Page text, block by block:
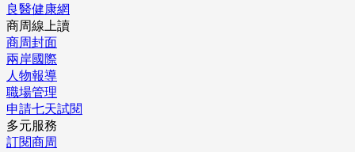
良醫健康網
商周線上讀
商周封面
兩岸國際
人物報導
職場管理
申請七天試閱
多元服務
訂閱商周